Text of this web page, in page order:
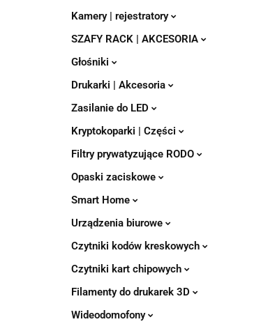
Kamery | rejestratory
SZAFY RACK | AKCESORIA
Głośniki
Drukarki | Akcesoria
Zasilanie do LED
Kryptokoparki | Części
Filtry prywatyzujące RODO
Opaski zaciskowe
Smart Home
Urządzenia biurowe
Czytniki kodów kreskowych
Czytniki kart chipowych
Filamenty do drukarek 3D
Wideodomofony